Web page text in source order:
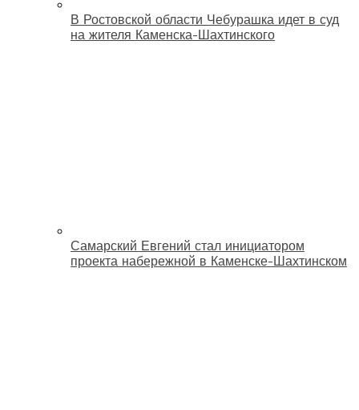
В Ростовской области Чебурашка идет в суд
на жителя Каменска-Шахтинского
Самарский Евгений стал инициатором
проекта набережной в Каменске-Шахтинском